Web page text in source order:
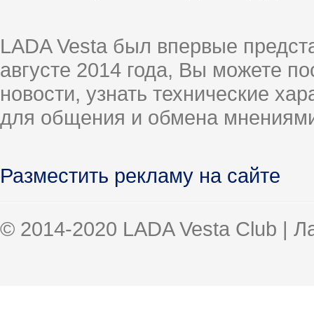
LADA Vesta был впервые
августе 2014 года, Вы можете
новости, узнать технические
для общения и обмена
Разместить рекламу на сайте
© 2014-2020 LADA Vesta Club |